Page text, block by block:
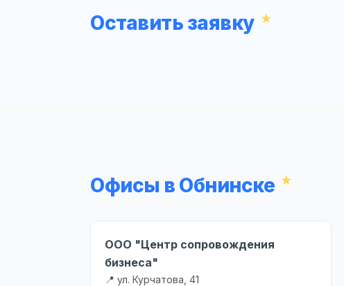
Оставить заявку
Офисы в Обнинске
ООО "Центр сопровождения
бизнеса"
📍 ул. Курчатова, 41